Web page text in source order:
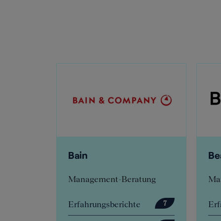
Management-Beratung
Erfahrungsberichte